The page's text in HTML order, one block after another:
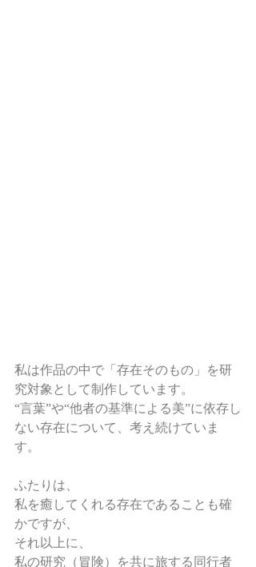
私は作品の中で「存在そのもの」を研
究対象として制作しています。
“言葉”や“他者の基準による美”に依存し
ない存在について、考え続けていま
す。
ふたりは、
私を癒してくれる存在であることも確
かですが、
それ以上に、
私の研究（冒険）を共に旅する同行者